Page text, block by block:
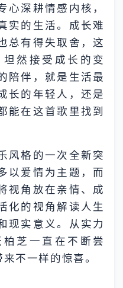
心深耕情感内核，
实的生活。成长难
总有得失取舍，这
然接受成长的变
陪伴，就是生活最
长的年轻人，还是
能在这首歌里找到
风格的一次全新突
以爱情为主题，而
视角放在亲情、成
化的视角解读人生
现实意义。从实力
芝一直在不断尝
不一样的惊喜。